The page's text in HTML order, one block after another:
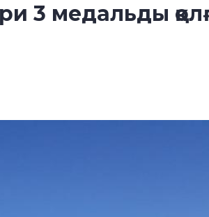
3 медальды